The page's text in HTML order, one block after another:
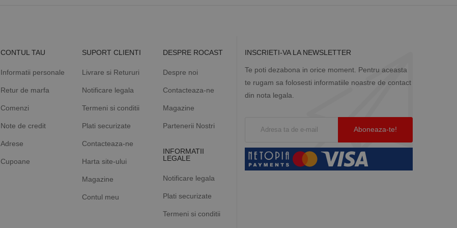
CONTUL TAU
Informatii personale
Retur de marfa
Comenzi
Note de credit
Adrese
Cupoane
SUPORT CLIENTI
Livrare si Retururi
Notificare legala
Termeni si conditii
Plati securizate
Contacteaza-ne
Harta site-ului
Magazine
Contul meu
DESPRE ROCAST
Despre noi
Contacteaza-ne
Magazine
Partenerii Nostri
INFORMATII
LEGALE
Notificare legala
Plati securizate
Termeni si conditii
INSCRIETI-VA LA NEWSLETTER
Te poti dezabona in orice moment. Pentru aceasta
te rugam sa folosesti informatiile noastre de contact
din nota legala.